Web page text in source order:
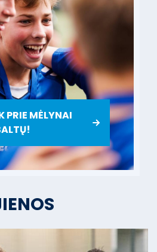
PRIE MĖLYNAI